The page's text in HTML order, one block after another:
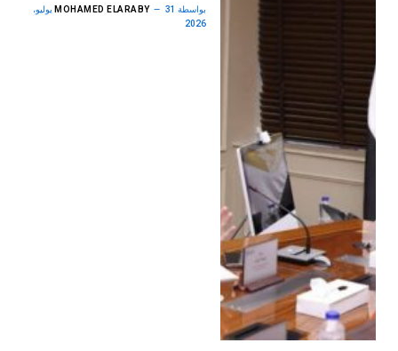
بواسطة MOHAMED ELARABY 31 يوليو،
2026